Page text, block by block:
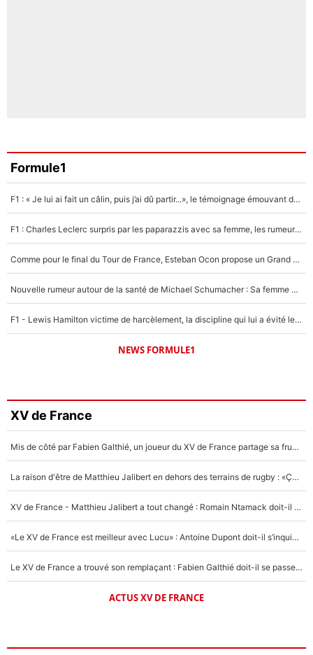
Formule1
F1 : « Je lui ai fait un câlin, puis j’ai dû partir...», le témoignage émouvant de Max Verstappen sur sa fille
F1 : Charles Leclerc surpris par les paparazzis avec sa femme, les rumeurs étaient vraies !
Comme pour le final du Tour de France, Esteban Ocon propose un Grand Prix de Formule 1 à Paris : «Autour de l’Arc de Triomphe, ce serait génial» !
Nouvelle rumeur autour de la santé de Michael Schumacher : Sa femme Corinna sort du silence
F1 - Lewis Hamilton victime de harcèlement, la discipline qui lui a évité le pire : «J'aurais probablement mal tourné»
NEWS FORMULE1
XV de France
Mis de côté par Fabien Galthié, un joueur du XV de France partage sa frustration : «ils ne me l’ont pas dit tout de suite»
La raison d'être de Matthieu Jalibert en dehors des terrains de rugby : «Ça m'atteint autant que si tu touches à un membre de ma famille»
XV de France - Matthieu Jalibert a tout changé : Romain Ntamack doit-il s’inquiéter pour sa place à un an de la Coupe du monde ?
«Le XV de France est meilleur avec Lucu» : Antoine Dupont doit-il s’inquiéter pour sa place ?
Le XV de France a trouvé son remplaçant : Fabien Galthié doit-il se passer d'Antoine Dupont ?
ACTUS XV DE FRANCE